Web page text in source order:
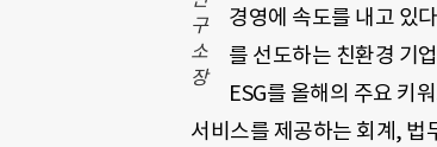
구
소
장
경영에 속도를 내고 있
를 선도하는 친환경 기
ESG를 올해의 주요 키
서비스를 제공하는 회계, 법